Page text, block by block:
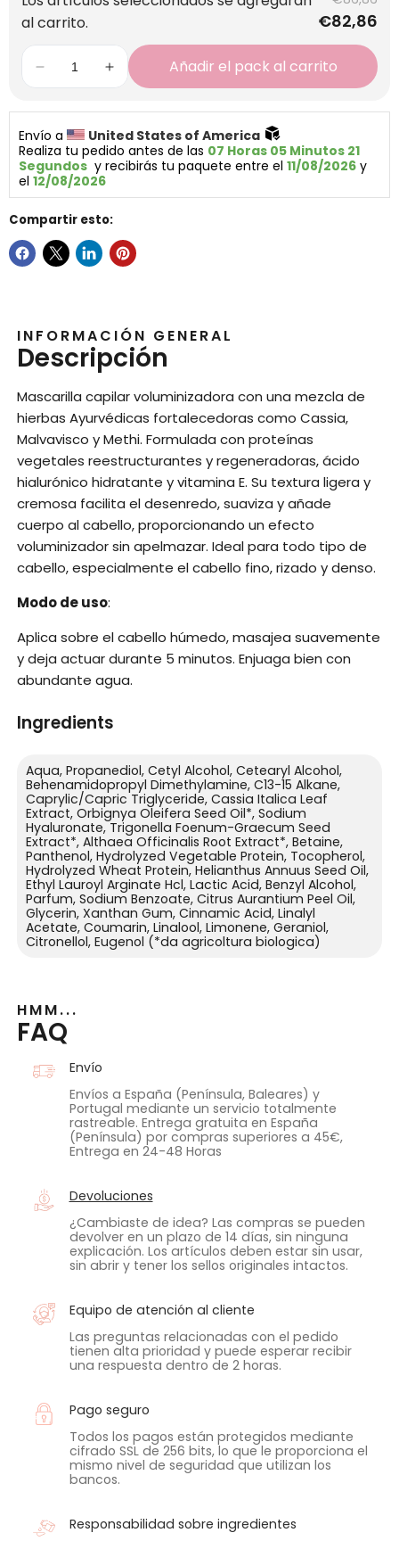
al carrito.
€82,86
Añadir el pack al carrito
Envío a
United States of America
Realiza tu pedido antes de las 07 Horas 05 Minutos 21
Segundos
  y recibirás tu paquete entre el
11/08/2026 y
el 12/08/2026
Compartir esto:
INFORMACIÓN GENERAL
Descripción
Mascarilla capilar voluminizadora con una mezcla de
hierbas Ayurvédicas fortalecedoras como Cassia,
Malvavisco y Methi. Formulada con proteínas
vegetales reestructurantes y regeneradoras, ácido
hialurónico hidratante y vitamina E. Su textura ligera y
cremosa facilita el desenredo, suaviza y añade
cuerpo al cabello, proporcionando un efecto
voluminizador sin apelmazar. Ideal para todo tipo de
cabello, especialmente el cabello fino, rizado y denso.
Modo de uso:
Aplica sobre el cabello húmedo, masajea suavemente
y deja actuar durante 5 minutos. Enjuaga bien con
abundante agua.
Ingredients
Aqua, Propanediol, Cetyl Alcohol, Cetearyl Alcohol,
Behenamidopropyl Dimethylamine, C13-15 Alkane,
Caprylic/Capric Triglyceride, Cassia Italica Leaf
Extract, Orbignya Oleifera Seed Oil*, Sodium
Hyaluronate, Trigonella Foenum-Graecum Seed
Extract*, Althaea Officinalis Root Extract*, Betaine,
Panthenol, Hydrolyzed Vegetable Protein, Tocopherol,
Hydrolyzed Wheat Protein, Helianthus Annuus Seed Oil,
Ethyl Lauroyl Arginate Hcl, Lactic Acid, Benzyl Alcohol,
Parfum, Sodium Benzoate, Citrus Aurantium Peel Oil,
Glycerin, Xanthan Gum, Cinnamic Acid, Linalyl
Acetate, Coumarin, Linalool, Limonene, Geraniol,
Citronellol, Eugenol (*da agricoltura biologica)
HMM...
FAQ
Envío
Envíos a España (Península, Baleares) y
Portugal mediante un servicio totalmente
rastreable. Entrega gratuita en España
(Península) por compras superiores a 45€,
Entrega en 24-48 Horas
Devoluciones
¿Cambiaste de idea? Las compras se pueden
devolver en un plazo de 14 días, sin ninguna
explicación. Los artículos deben estar sin usar,
sin abrir y tener los sellos originales intactos.
Equipo de atención al cliente
Las preguntas relacionadas con el pedido
tienen alta prioridad y puede esperar recibir
una respuesta dentro de 2 horas.
Pago seguro
Todos los pagos están protegidos mediante
cifrado SSL de 256 bits, lo que le proporciona el
mismo nivel de seguridad que utilizan los
bancos.
Responsabilidad sobre ingredientes